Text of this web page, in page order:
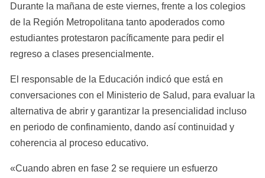
Durante la mañana de este viernes, frente a los colegios
de la Región Metropolitana tanto apoderados como
estudiantes protestaron pacíficamente para pedir el
regreso a clases presencialmente.
El responsable de la Educación indicó que está en
conversaciones con el Ministerio de Salud, para evaluar la
alternativa de abrir y garantizar la presencialidad incluso
en periodo de confinamiento, dando así continuidad y
coherencia al proceso educativo.
«Cuando abren en fase 2 se requiere un esfuerzo